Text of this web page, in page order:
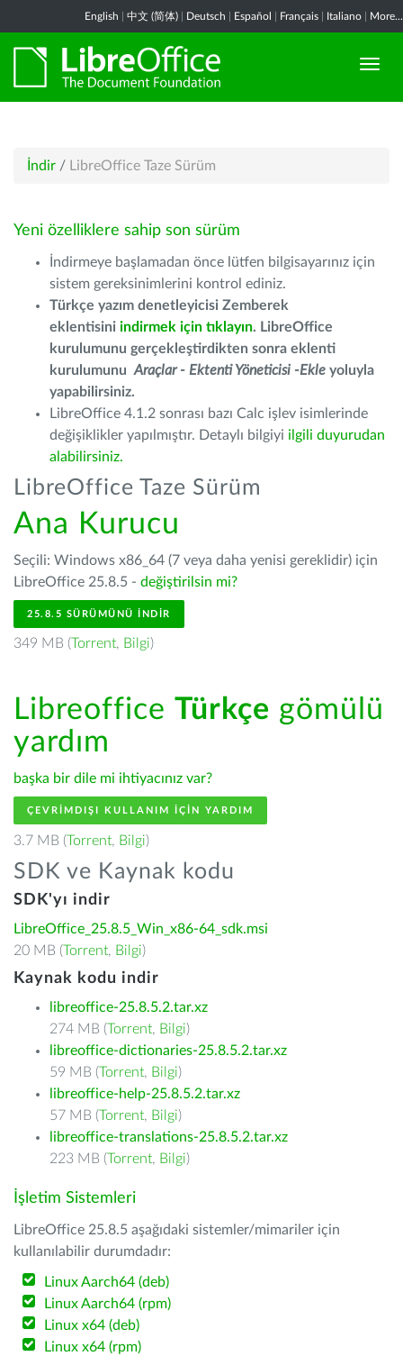
English 中文 (简体) Deutsch Español Français Italiano More...
İndir / LibreOffice Taze Sürüm
Yeni özelliklere sahip son sürüm
İndirmeye başlamadan önce lütfen bilgisayarınız için
sistem gereksinimlerini kontrol ediniz.
Türkçe yazım denetleyicisi Zemberek
eklentisini indirmek için tıklayın. LibreOffice
kurulumunu gerçekleştirdikten sonra eklenti
kurulumunu Araçlar - Ektenti Yöneticisi -Ekle yoluyla
yapabilirsiniz.
LibreOffice 4.1.2 sonrası bazı Calc işlev isimlerinde
değişiklikler yapılmıştır. Detaylı bilgiyi ilgili duyurudan
alabilirsiniz.
LibreOffice Taze Sürüm
Ana Kurucu
Seçili: Windows x86_64 (7 veya daha yenisi gereklidir) için
LibreOffice 25.8.5 - değiştirilsin mi?
25.8.5 SÜRÜMÜNÜ İNDIR
349 MB (Torrent, Bilgi)
Libreoffice Türkçe gömülü
yardım
başka bir dile mi ihtiyacınız var?
ÇEVRIMDIŞI KULLANIM IÇIN YARDIM
3.7 MB (Torrent, Bilgi)
SDK ve Kaynak kodu
SDK'yı indir
LibreOffice_25.8.5_Win_x86-64_sdk.msi
20 MB (Torrent, Bilgi)
Kaynak kodu indir
libreoffice-25.8.5.2.tar.xz
274 MB (Torrent, Bilgi)
libreoffice-dictionaries-25.8.5.2.tar.xz
59 MB (Torrent, Bilgi)
libreoffice-help-25.8.5.2.tar.xz
57 MB (Torrent, Bilgi)
libreoffice-translations-25.8.5.2.tar.xz
223 MB (Torrent, Bilgi)
İşletim Sistemleri
LibreOffice 25.8.5 aşağıdaki sistemler/mimariler için
kullanılabilir durumdadır:
Linux Aarch64 (deb)
Linux Aarch64 (rpm)
Linux x64 (deb)
Linux x64 (rpm)